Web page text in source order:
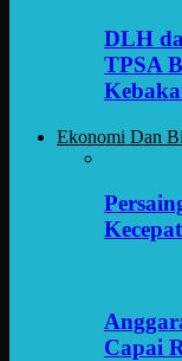
DLH
TPSA
Ekonomi Dan
Capai